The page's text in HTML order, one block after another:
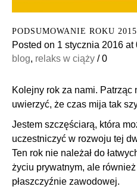
PODSUMOWANIE ROKU 2015
Posted on 1 stycznia 2016 at
blog, relaks w ciąży /0
Kolejny rok za nami.
uwierzyć, że czas mija tak
Jestem szczęściarą, która
uczestniczyć w rozwoju tej
Ten rok nie należał do
życiu prywatnym, ale
płaszczyźnie zawodowej.